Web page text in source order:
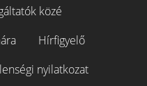
közé
Hírfigyelő
nyilatkozat